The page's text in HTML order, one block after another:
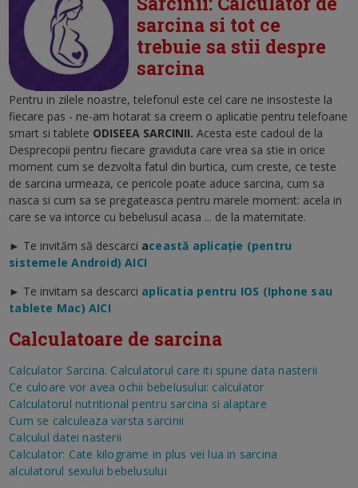
sarcina si tot ce
trebuie sa stii despre
sarcina
Pentru in zilele noastre, telefonul este cel care ne insosteste la
fiecare pas - ne-am hotarat sa creem o aplicatie pentru telefoane
smart si tablete ODISEEA SARCINII. Acesta este cadoul de la
Desprecopii pentru fiecare graviduta care vrea sa stie in orice
moment cum se dezvolta fatul din burtica, cum creste, ce teste
de sarcina urmeaza, ce pericole poate aduce sarcina, cum sa
nasca si cum sa se pregateasca pentru marele moment: acela in
care se va intorce cu bebelusul acasa ... de la maternitate.
► Te invităm să descarci această aplicație (pentru
sistemele Android) AICI
► Te invitam sa descarci aplicatia pentru IOS (Iphone sau
tablete Mac) AICI
Calculatoare de sarcina
Calculator Sarcina. Calculatorul care iti spune data nasterii
Ce culoare vor avea ochii bebelusului: calculator
Calculatorul nutritional pentru sarcina si alaptare
Cum se calculeaza varsta sarcinii
Calculul datei nasterii
Calculator: Cate kilograme in plus vei lua in sarcina
alculatorul sexului bebelusului